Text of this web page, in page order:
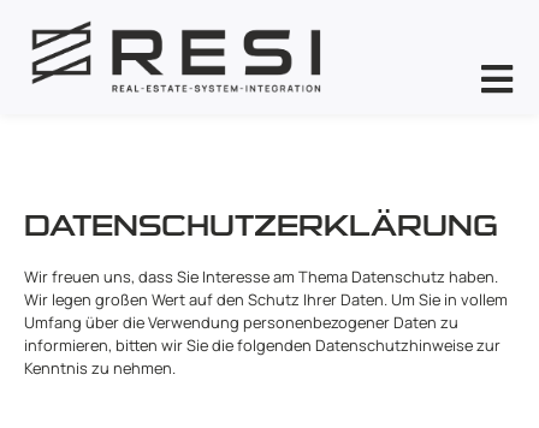
DATENSCHUTZERKLÄRUNG
Wir freuen uns, dass Sie Interesse am Thema Datenschutz haben.
Wir legen großen Wert auf den Schutz Ihrer Daten. Um Sie in vollem
Umfang über die Verwendung personenbezogener Daten zu
informieren, bitten wir Sie die folgenden Datenschutzhinweise zur
Kenntnis zu nehmen.